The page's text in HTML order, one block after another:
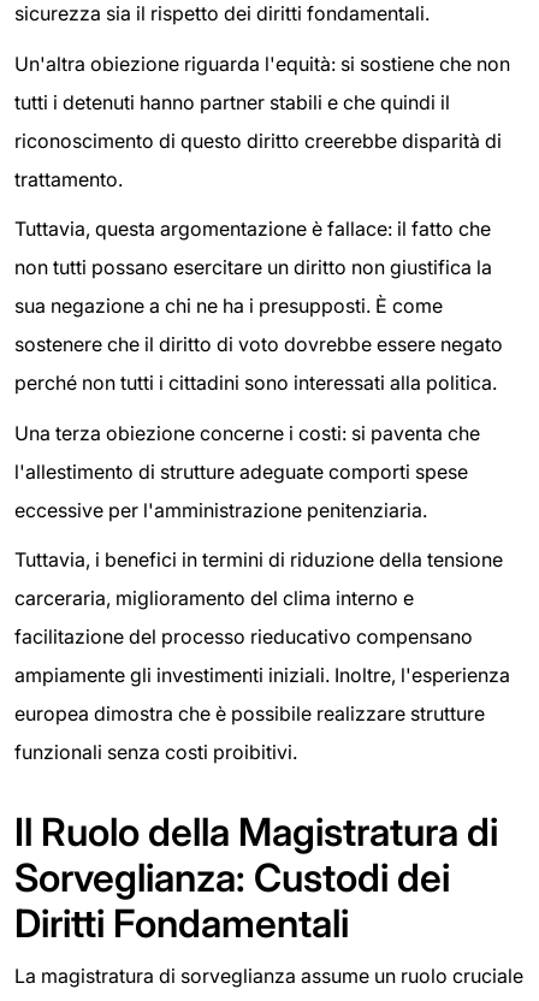
sicurezza sia il rispetto dei diritti fondamentali.
Un'altra obiezione riguarda l'equità: si sostiene che non
tutti i detenuti hanno partner stabili e che quindi il
riconoscimento di questo diritto creerebbe disparità di
trattamento.
Tuttavia, questa argomentazione è fallace: il fatto che
non tutti possano esercitare un diritto non giustifica la
sua negazione a chi ne ha i presupposti. È come
sostenere che il diritto di voto dovrebbe essere negato
perché non tutti i cittadini sono interessati alla politica.
Una terza obiezione concerne i costi: si paventa che
l'allestimento di strutture adeguate comporti spese
eccessive per l'amministrazione penitenziaria.
Tuttavia, i benefici in termini di riduzione della tensione
carceraria, miglioramento del clima interno e
facilitazione del processo rieducativo compensano
ampiamente gli investimenti iniziali. Inoltre, l'esperienza
europea dimostra che è possibile realizzare strutture
funzionali senza costi proibitivi.
Il Ruolo della Magistratura di
Sorveglianza: Custodi dei
Diritti Fondamentali
La magistratura di sorveglianza assume un ruolo cruciale